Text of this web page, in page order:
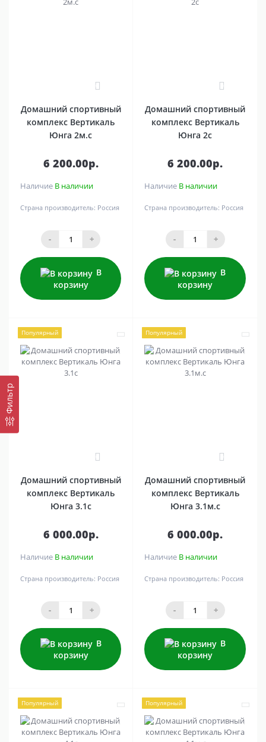
Фильтр
0
Домашний спортивный
комплекс Вертикаль
Юнга 2м.с
6 200.00р.
Наличие В наличии
Страна производитель: Россия
- +
В
корзину
0
Домашний спортивный
комплекс Вертикаль
Юнга 2с
6 200.00р.
Наличие В наличии
Страна производитель: Россия
- +
В
корзину
Популярный
0
Домашний спортивный
комплекс Вертикаль
Юнга 3.1c
6 000.00р.
Наличие В наличии
Страна производитель: Россия
- +
В
корзину
Популярный
0
Домашний спортивный
комплекс Вертикаль
Юнга 3.1м.с
6 000.00р.
Наличие В наличии
Страна производитель: Россия
- +
В
корзину
Популярный Популярный